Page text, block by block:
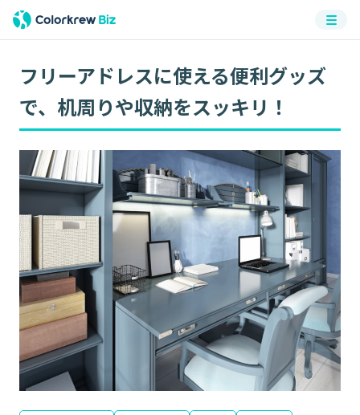
メニ
ュー
フリーアドレスに使える便利グッズ
で、机周りや収納をスッキリ！